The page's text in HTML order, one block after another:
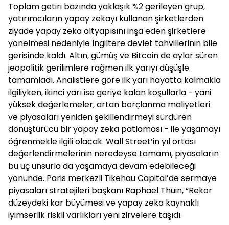
Toplam getiri bazında yaklaşık %2 gerileyen grup,
yatırımcıların yapay zekayı kullanan şirketlerden
ziyade yapay zeka altyapısını inşa eden şirketlere
yönelmesi nedeniyle İngiltere devlet tahvillerinin bile
gerisinde kaldı. Altın, gümüş ve Bitcoin de aylar süren
jeopolitik gerilimlere rağmen ilk yarıyı düşüşle
tamamladı. Analistlere göre ilk yarı hayatta kalmakla
ilgiliyken, ikinci yarı ise geriye kalan koşullarla - yani
yüksek değerlemeler, artan borçlanma maliyetleri
ve piyasaları yeniden şekillendirmeyi sürdüren
dönüştürücü bir yapay zeka patlaması - ile yaşamayı
öğrenmekle ilgili olacak. Wall Street’in yıl ortası
değerlendirmelerinin neredeyse tamamı, piyasaların
bu üç unsurla da yaşamaya devam edebileceği
yönünde. Paris merkezli Tikehau Capital’de sermaye
piyasaları stratejileri başkanı Raphael Thuin, “Rekor
düzeydeki kar büyümesi ve yapay zeka kaynaklı
iyimserlik riskli varlıkları yeni zirvelere taşıdı.